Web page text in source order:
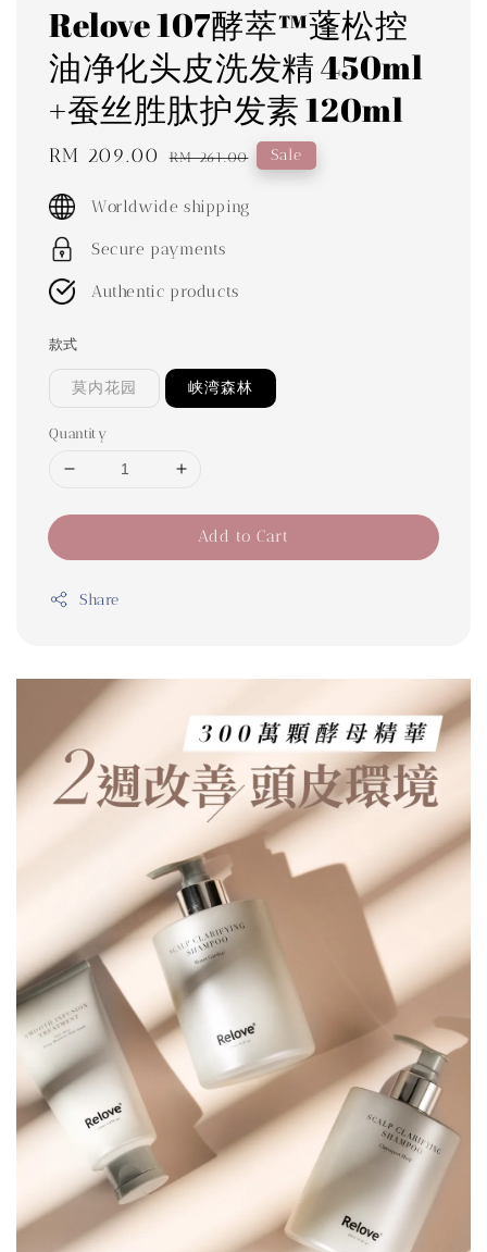
Relove 107酵萃™蓬松控
油净化头皮洗发精 450ml
+蚕丝胜肽护发素 120ml
Sale
RM 209.00 Regular
RM 261.00 Sale
Worldwide shipping
Secure payments
Authentic products
款式
莫内花园 峡湾森林
Quantity
Add to Cart
Share